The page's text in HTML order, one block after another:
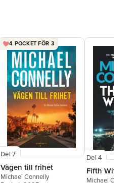
4 POCKET FÖR 3
Del 7
Vägen till frihet
Michael Connelly
Del 4
Fifth Witness
Michael Connelly